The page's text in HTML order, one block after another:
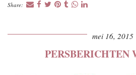
Share:
mei 16, 2015
PERSBERICHTEN